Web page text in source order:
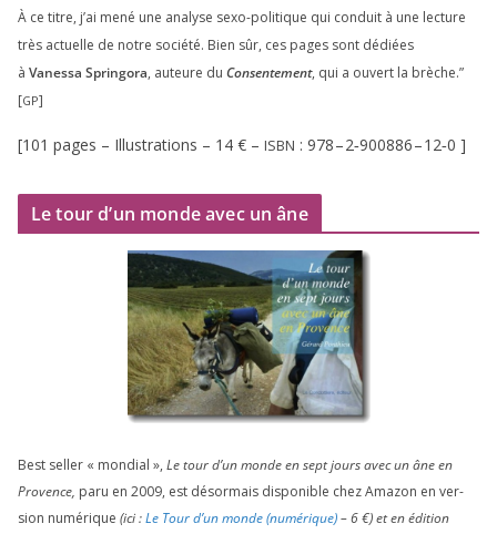
À ce titre, j’ai mené une ana­lyse sexo-poli­tique qui conduit à une lec­ture
très actuelle de notre socié­té. Bien sûr, ces pages sont dédiées
à Vanessa Springora, auteure du Consentement, qui a ouvert la brèche.”
[GP]
[101 pages – Illustrations – 14 € – ISBN : 978–2‑900886–12‑0 ]
Le tour d’un monde avec un âne
Best sel­ler « mon­dial », Le tour d’un monde en sept jours avec un âne en
Provence, paru en 2009, est désor­mais dis­po­nible chez Amazon en ver­
sion numé­rique (ici :Le Tour d’un monde (numé­rique)–6€) et en édi­tion